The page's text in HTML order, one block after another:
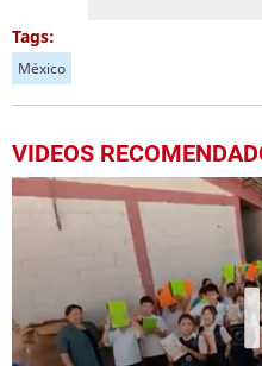
Tags:
México
VIDEOS